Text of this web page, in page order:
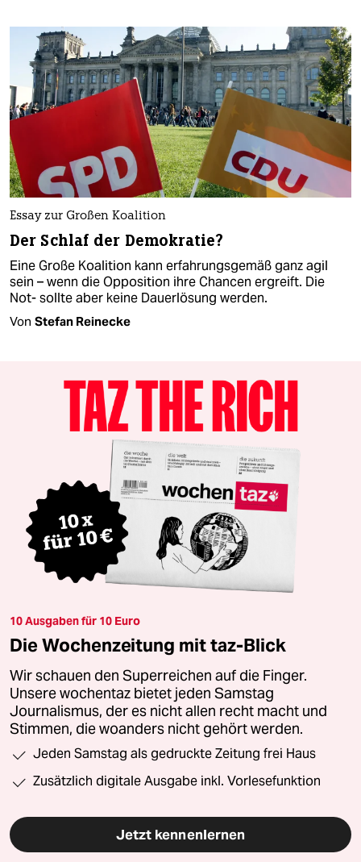
Essay zur Großen Koalition
Der Schlaf der Demokratie?
Eine Große Koalition kann erfahrungsgemäß ganz agil
sein – wenn die Opposition ihre Chancen ergreift. Die
Not- sollte aber keine Dauerlösung werden.
Von Stefan Reinecke
10 Ausgaben für 10 Euro
Die Wochenzeitung mit taz-Blick
Wir schauen den Superreichen auf die Finger.
Unsere wochentaz bietet jeden Samstag
Journalismus, der es nicht allen recht macht und
Stimmen, die woanders nicht gehört werden.
Jeden Samstag als gedruckte Zeitung frei Haus
Zusätzlich digitale Ausgabe inkl. Vorlesefunktion
Jetzt kennenlernen